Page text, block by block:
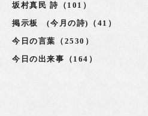
坂村真民 詩（101）
掲示板 (今月の詩)（41）
今日の言葉（2530）
今日の出来事（164）